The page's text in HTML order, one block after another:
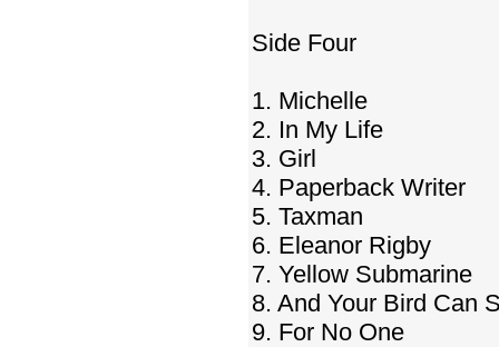
Side Four
1. Michelle
2. In My Life
3. Girl
4. Paperback Writer
5. Taxman
6. Eleanor Rigby
7. Yellow Submarine
8. And Your Bird Can
9. For No One